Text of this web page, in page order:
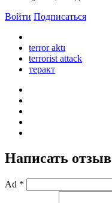
Войти Подписаться
terror aktı
terrorist attack
теракт
Написать отзыв
Ad *